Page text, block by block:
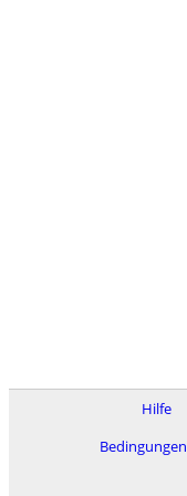
Hilfe
Bedingungen